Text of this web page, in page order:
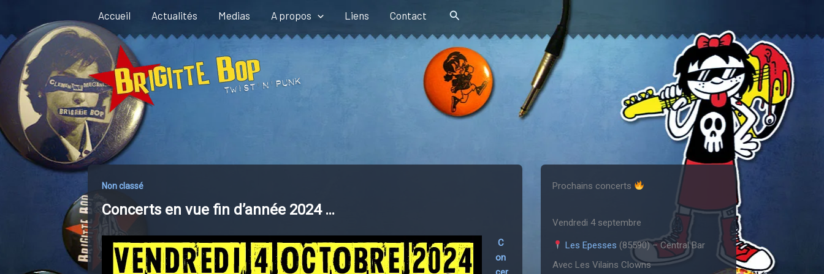
contenu
Accueil Actualités Medias A propos Liens Contact Rechercher
Non classé
Concerts en vue fin d’année 2024 …
C
on
Prochains concerts
Vendredi 4 septembre
Les Epesses (85590) – Central Bar
Avec Les Vilains Clowns